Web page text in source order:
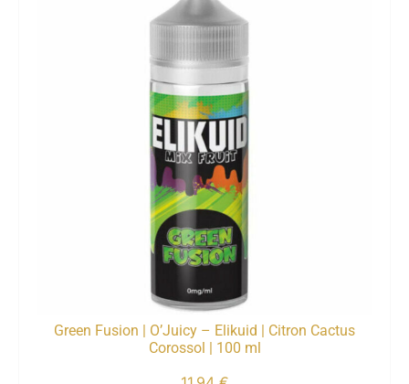
Green Fusion | O’Juicy – Elikuid | Citron Cactus
Corossol | 100 ml